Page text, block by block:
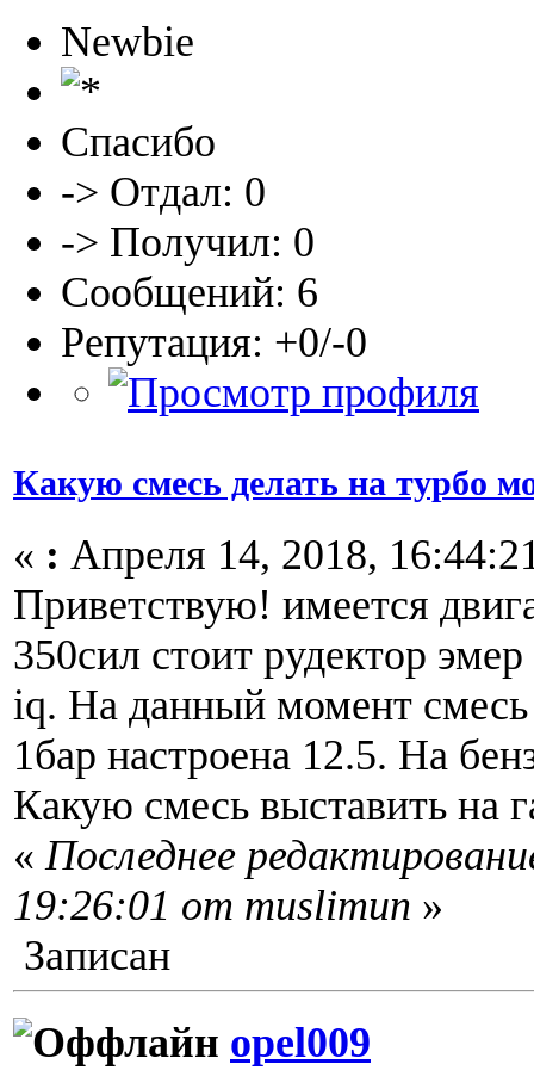
Newbie
Спасибо
-> Отдал: 0
-> Получил: 0
Сообщений: 6
Репутация: +0/-0
Какую смесь делать на турбо
« : Апреля 14, 2018,
Приветствую! имеется
350сил стоит рудектор
iq. На данный момент смесь
1бар настроена 12.5. На
Какую смесь выставить на
«Последнее
19:26:01 от muslimun »
Записан
opel009